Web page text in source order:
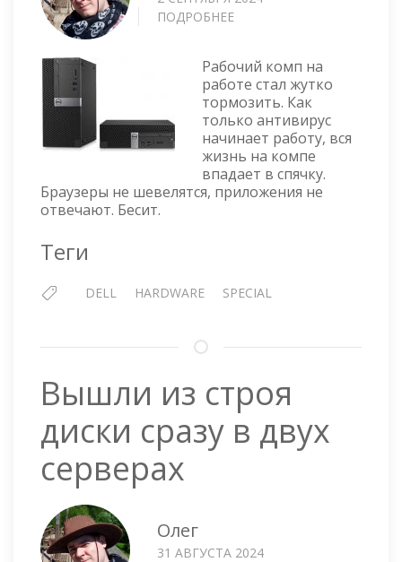
ПОДРОБНЕЕ
В
КОРПУСЕ
DELL
OPTIPLEX
7050
TOWER
Рабочий комп на
работе стал жутко
тормозить. Как
только антивирус
начинает работу, вся
жизнь на компе
впадает в спячку.
Браузеры не шевелятся, приложения не
отвечают. Бесит.
Теги
DELL HARDWARE SPECIAL
Вышли из строя
диски сразу в двух
серверах
Олег
31 АВГУСТА 2024